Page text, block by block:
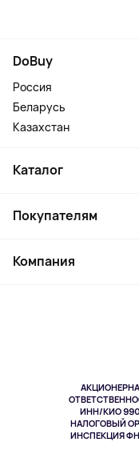
ИНН/КИО
НАЛОГОВЫЙ
ИНСПЕКЦИЯ
DoBuy
Россия
Беларусь
Казахстан
Каталог
Ноутбуки, мониторы, VR
Косметика и уход
Здоровье питомцев
Покупателям
Как заказать
Компания